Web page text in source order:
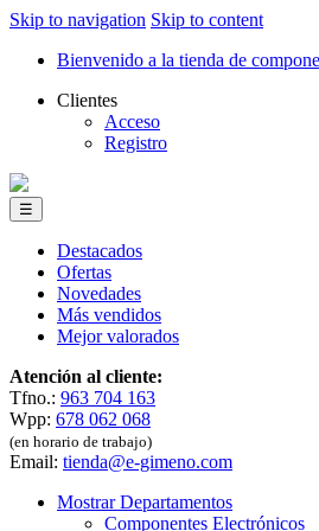
Skip to navigation Skip to content
Bienvenido a la tienda de
Clientes
Acceso
Registro
☰
Destacados
Ofertas
Novedades
Más vendidos
Mejor valorados
Atención al cliente:
Tfno.: 963 704 163
Wpp: 678 062 068
(en horario de trabajo)
Email: tienda@e-gimeno.com
Mostrar Departamentos
Componentes Electrónicos